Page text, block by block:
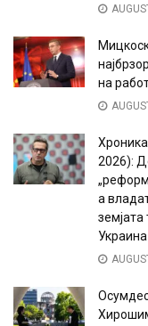
на
2026):
а
Украина